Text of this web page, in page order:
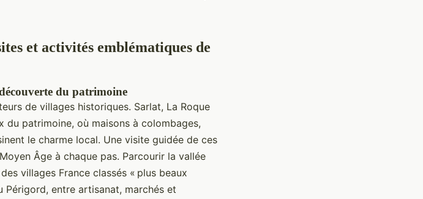
et activités emblématiques de
du patrimoine
de villages historiques. Sarlat, La Roque
du patrimoine, où maisons à colombages,
le charme local. Une visite guidée de ces
Âge à chaque pas. Parcourir la vallée
villages France classés « plus beaux
entre artisanat, marchés et